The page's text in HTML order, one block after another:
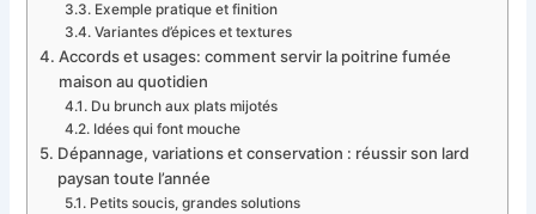
Exemple pratique et finition
Variantes d’épices et textures
Accords et usages: comment servir la poitrine fumée
maison au quotidien
Du brunch aux plats mijotés
Idées qui font mouche
Dépannage, variations et conservation : réussir son lard
paysan toute l’année
Petits soucis, grandes solutions